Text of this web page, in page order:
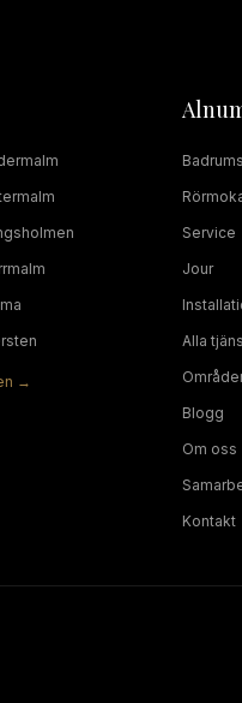
→
Service
Jour
Alla
Blogg
Om oss
Kontakt